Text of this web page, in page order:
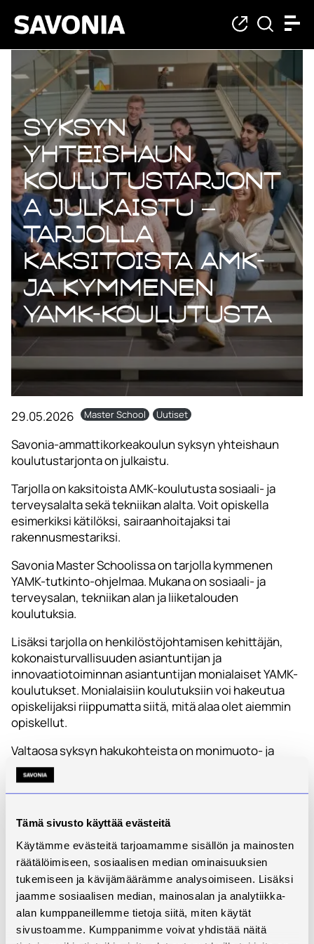
Tämä sivusto käyttää evästeitä
Käytämme evästeitä tarjoamamme sisällön ja mainosten
räätälöimiseen, sosiaalisen median ominaisuuksien
tukemiseen ja kävijämäärämme analysoimiseen. Lisäksi
jaamme sosiaalisen median, mainosalan ja analytiikka-
alan kumppaneillemme tietoja siitä, miten käytät
sivustoamme. Kumppanimme voivat yhdistää näitä
Syksyn
yhteishaun
koulutustarjont
a julkaistu –
tarjolla
kaksitoista AMK-
ja kymmenen
YAMK-koulutusta
29.05.2026 Master School Uutiset
Savonia-ammattikorkeakoulun syksyn yhteishaun
koulutustarjonta on julkaistu.
Tarjolla on kaksitoista AMK-koulutusta sosiaali- ja
terveysalalta sekä tekniikan alalta. Voit opiskella
esimerkiksi kätilöksi, sairaanhoitajaksi tai
rakennusmestariksi.
Savonia Master Schoolissa on tarjolla kymmenen
YAMK-tutkinto-ohjelmaa. Mukana on sosiaali- ja
terveysalan, tekniikan alan ja liiketalouden
koulutuksia.
Lisäksi tarjolla on henkilöstöjohtamisen kehittäjän,
kokonaisturvallisuuden asiantuntijan ja
innovaatiotoiminnan asiantuntijan monialaiset YAMK-
koulutukset. Monialaisiin koulutuksiin voi hakeutua
opiskelijaksi riippumatta siitä, mitä alaa olet aiemmin
opiskellut.
Valtaosa syksyn hakukohteista on monimuoto- ja
verkkototeutuksia, joten tarjolla on aimo annos
joustavia opiskelumahdollisuuksia. Tutustu
koulutuksiin ja hae syksyn yhteishaussa!
Syksyn yhteishaku on käynnissä 31.8.–10.9.2026.
Opinnot alkavat tammikuussa 2027.
Katso AMK-hakukohteet
Katso YAMK-hakukohteet